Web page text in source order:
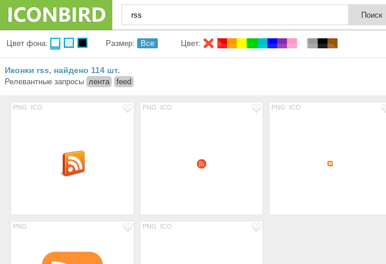
Цвет фона: Размер: Все Цвет:
Иконки rss, найдено 114 шт.
Релевантные запросы лента feed
PNG ICO PNG ICO PNG ICO
PNG PNG ICO